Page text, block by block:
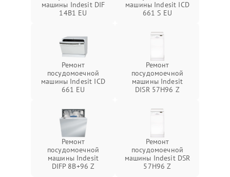
машины Indesit DIF
14B1 EU
машины Indesit ICD
661 S EU
Ремонт
посудомоечной
машины Indesit ICD
661 EU
Ремонт
посудомоечной
машины Indesit
DISR 57H96 Z
Ремонт
посудомоечной
машины Indesit
DIFP 8B+96 Z
Ремонт
посудомоечной
машины Indesit DSR
57H96 Z